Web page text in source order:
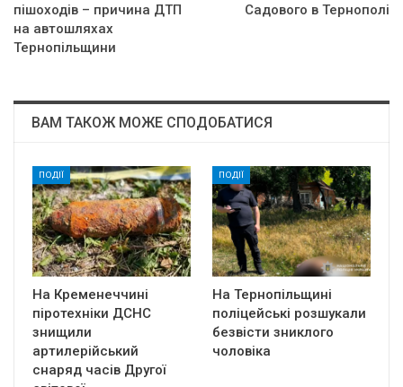
пішоходів – причина ДТП
на автошляхах
Тернопільщини
Садового в Тернополі
ВАМ ТАКОЖ МОЖЕ СПОДОБАТИСЯ
ПОДІЇ
На Кременеччині
піротехніки ДСНС
знищили
артилерійський
снаряд часів Другої
ПОДІЇ
На Тернопільщині
поліцейські розшукали
безвісти зниклого
чоловіка